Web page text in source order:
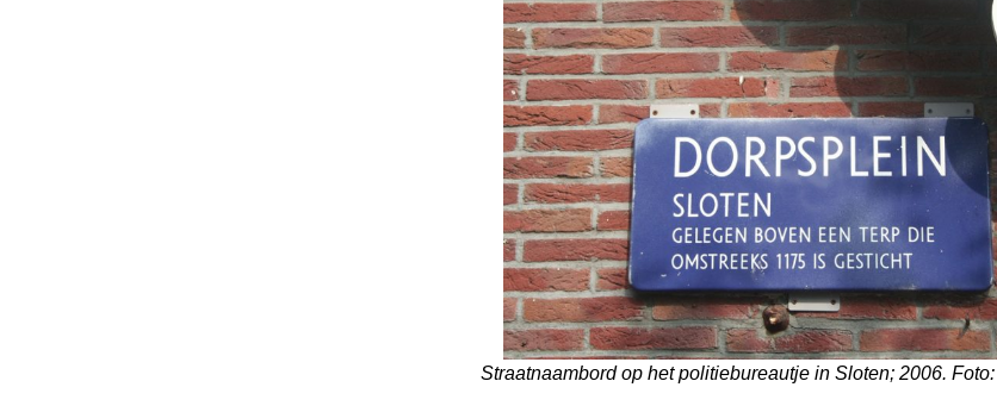
Straatnaambord op het politiebureautje in Sloten; 2006.